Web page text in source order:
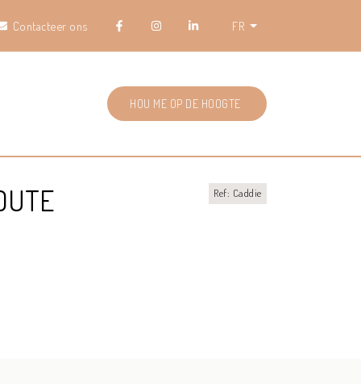
Contacteer ons FR
HOU ME OP DE HOOGTE
Ref: Caddie